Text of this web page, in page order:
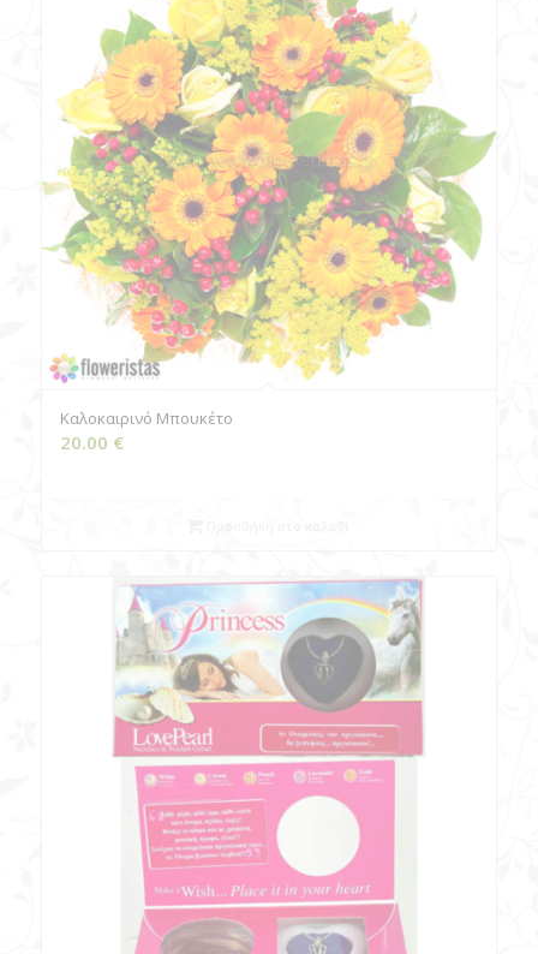
Καλοκαιρινό Μπουκέτο
20.00 €